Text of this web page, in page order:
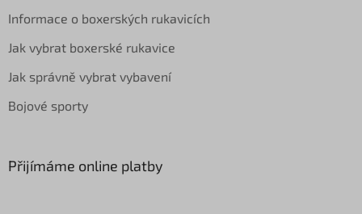
Informace o boxerských rukavicích
Jak vybrat boxerské rukavice
Jak správně vybrat vybavení
Bojové sporty
Přijímáme online platby